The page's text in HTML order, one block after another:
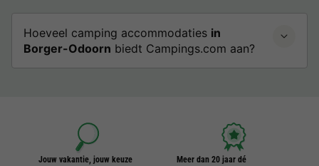
Hoeveel camping accommodaties in
Borger-Odoorn biedt Campings.com aan?
Jouw vakantie, jouw keuze
Meer dan 20 jaar dé